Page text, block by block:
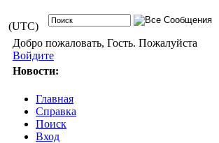
(UTC)
Добро пожаловать, Гость. Пожалуйста
Войдите
Новости:
Главная
Справка
Поиск
Вход